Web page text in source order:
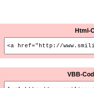
Html-
VBB-